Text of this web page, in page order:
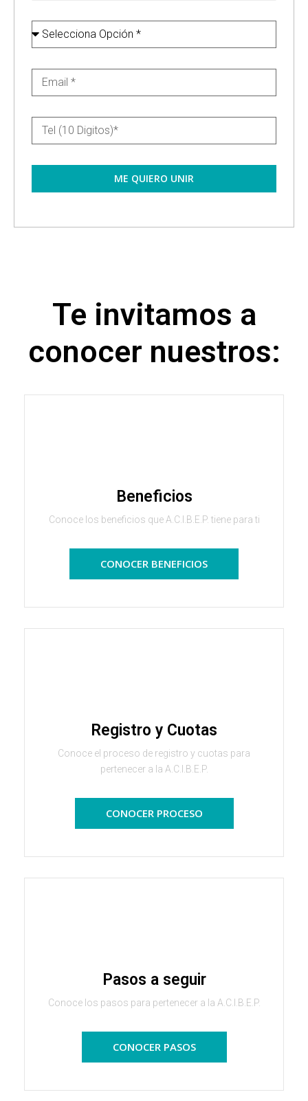
ME QUIERO UNIR
Te invitamos a
conocer nuestros:​
Beneficios
Conoce los beneficios que A.C.I.B.E.P. tiene para ti
CONOCER BENEFICIOS
Registro y Cuotas
Conoce el proceso de registro y cuotas para
pertenecer a la A.C.I.B.E.P.
CONOCER PROCESO
Pasos a seguir
Conoce los pasos para pertenecer a la A.C.I.B.E.P.
CONOCER PASOS